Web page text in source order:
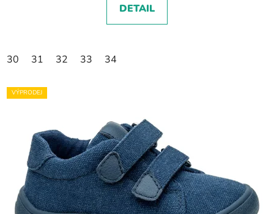
DETAIL
30 31 32 33 34
VÝPRODEJ